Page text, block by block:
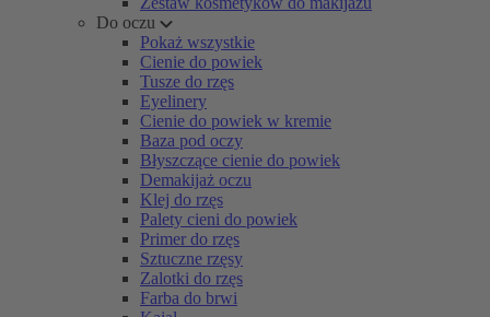
Do oczu
Pokaż wszystkie
Cienie do powiek
Tusze do rzęs
Eyelinery
Cienie do powiek w kremie
Baza pod oczy
Błyszczące cienie do powiek
Demakijaż oczu
Klej do rzęs
Palety cieni do powiek
Primer do rzęs
Sztuczne rzęsy
Zalotki do rzęs
Farba do brwi